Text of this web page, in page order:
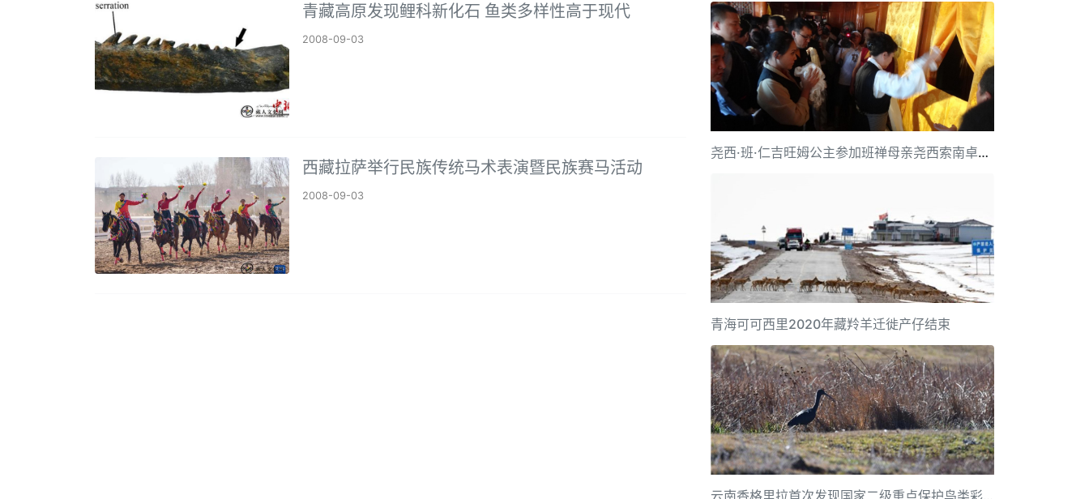
青藏高原发现鲤科新化石 鱼类多样性高于现代
2008-09-03
西藏拉萨举行民族传统马术表演暨民族赛马活动
2008-09-03
尧西·班·仁吉旺姆公主参加班禅母亲尧西索南卓玛葬礼
青海可可西里2020年藏羚羊迁徙产仔结束